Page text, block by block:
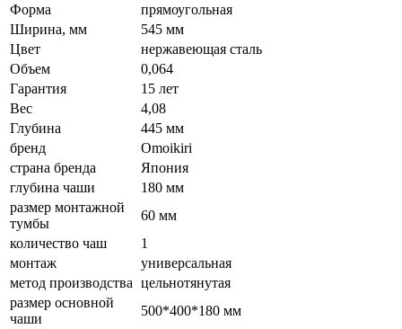
Форма
прямоугольная
Ширина, мм
545 мм
Цвет
нержавеющая сталь
Объем
0,064
Гарантия
15 лет
Вес
4,08
Глубина
445 мм
бренд
Omoikiri
страна бренда
Япония
глубина чаши
180 мм
размер монтажной
тумбы
60 мм
количество чаш
1
монтаж
универсальная
метод производства цельнотянутая
размер основной
чаши
500*400*180 мм